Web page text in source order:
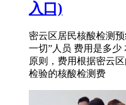
入口)
密云区居民核酸检测
一切”人员 费用是多
原则，费用根据密云
检验的核酸检测费